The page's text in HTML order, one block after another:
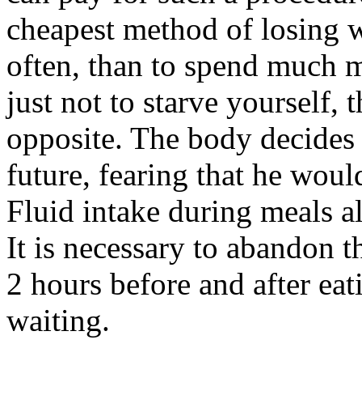
cheapest method of losing
often, than to spend much
just not to starve yourself,
opposite. The body
future, fearing that he
Fluid intake during meals
It is necessary to abandon
2 hours before and after
waiting.